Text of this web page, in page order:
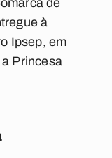
de
à
Ipsep, em
Princesa